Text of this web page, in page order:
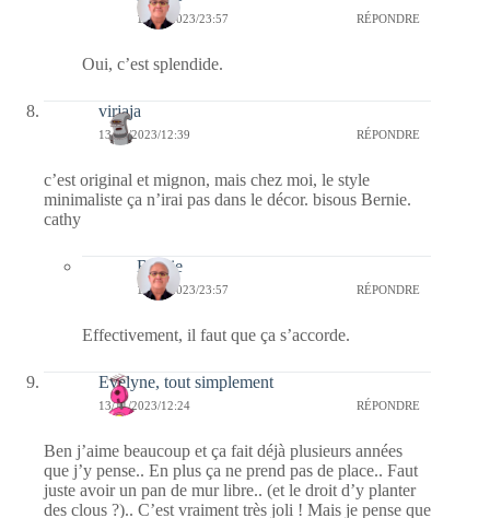
13/11/2023/23:57 RÉPONDRE
Oui, c’est splendide.
virjaja
13/11/2023/12:39 RÉPONDRE
c’est original et mignon, mais chez moi, le style
minimaliste ça n’irai pas dans le décor. bisous Bernie.
cathy
Bernie
13/11/2023/23:57 RÉPONDRE
Effectivement, il faut que ça s’accorde.
Evelyne, tout simplement
13/11/2023/12:24 RÉPONDRE
Ben j’aime beaucoup et ça fait déjà plusieurs années
que j’y pense.. En plus ça ne prend pas de place.. Faut
juste avoir un pan de mur libre.. (et le droit d’y planter
des clous ?).. C’est vraiment très joli ! Mais je pense que